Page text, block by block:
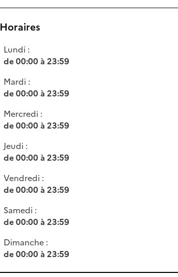
Horaires
Lundi :
de 00:00 à 23:59
Mardi :
de 00:00 à 23:59
Mercredi :
de 00:00 à 23:59
Jeudi :
de 00:00 à 23:59
Vendredi :
de 00:00 à 23:59
Samedi :
de 00:00 à 23:59
Dimanche :
de 00:00 à 23:59